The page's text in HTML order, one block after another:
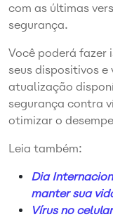
com as últimas
segurança.
Você poderá fazer
seus dispositivos e
atualização
segurança contra
otimizar o
Leia também:
Dia
manter sua
Vírus no